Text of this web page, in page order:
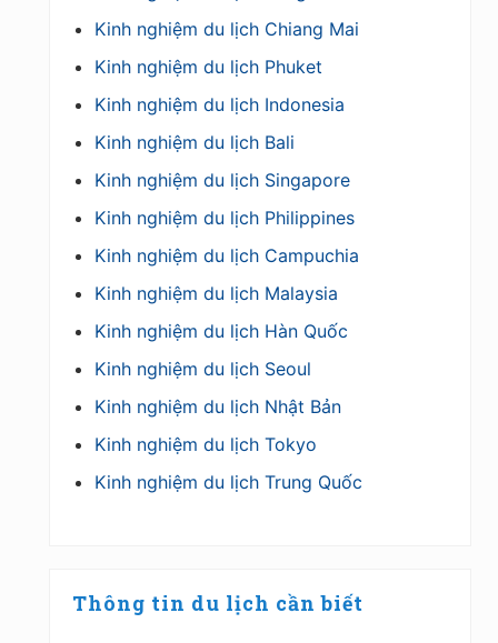
Kinh nghiệm du lịch Chiang Mai
Kinh nghiệm du lịch Phuket
Kinh nghiệm du lịch Indonesia
Kinh nghiệm du lịch Bali
Kinh nghiệm du lịch Singapore
Kinh nghiệm du lịch Philippines
Kinh nghiệm du lịch Campuchia
Kinh nghiệm du lịch Malaysia
Kinh nghiệm du lịch Hàn Quốc
Kinh nghiệm du lịch Seoul
Kinh nghiệm du lịch Nhật Bản
Kinh nghiệm du lịch Tokyo
Kinh nghiệm du lịch Trung Quốc
Thông tin du lịch cần biết